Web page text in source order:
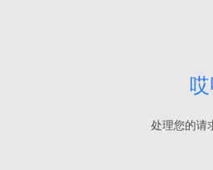
处理您的请